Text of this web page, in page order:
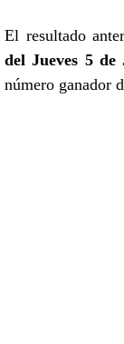
El resultado
del Jueves 5 de
número ganador